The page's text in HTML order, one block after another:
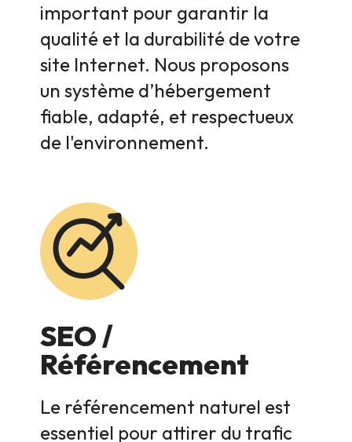
important pour garantir la
qualité et la durabilité de votre
site Internet. Nous proposons
un système d’hébergement
fiable, adapté, et respectueux
de l'environnement.
SEO /
Référencement
Le référencement naturel est
essentiel pour attirer du trafic